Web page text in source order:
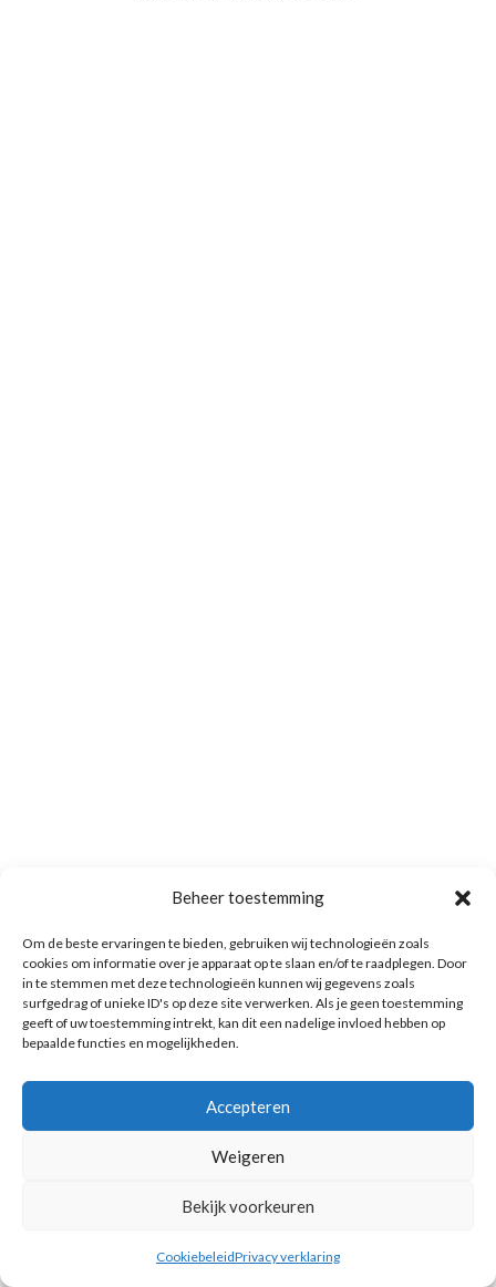
Beheer toestemming
Om de beste ervaringen te bieden, gebruiken wij technologieën zoals
cookies om informatie over je apparaat op te slaan en/of te raadplegen. Door
in te stemmen met deze technologieën kunnen wij gegevens zoals
surfgedrag of unieke ID's op deze site verwerken. Als je geen toestemming
geeft of uw toestemming intrekt, kan dit een nadelige invloed hebben op
bepaalde functies en mogelijkheden.
Accepteren
Weigeren
Bekijk voorkeuren
CookiebeleidPrivacy verklaring